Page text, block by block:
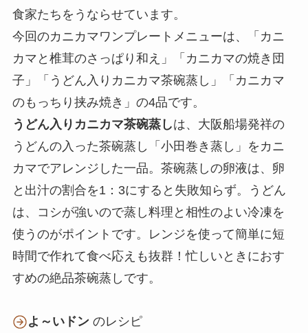
食家たちをうならせています。
今回のカニカマワンプレートメニューは、「カニ
カマと椎茸のさっぱり和え」「カニカマの焼き団
子」「うどん入りカニカマ茶碗蒸し」「カニカマ
のもっちり挟み焼き」の4品です。
うどん入りカニカマ茶碗蒸しは、大阪船場発祥の
うどんの入った茶碗蒸し「小田巻き蒸し」をカニ
カマでアレンジした一品。茶碗蒸しの卵液は、卵
と出汁の割合を1：3にすると失敗知らず。うどん
は、コシが強いので蒸し料理と相性のよい冷凍を
使うのがポイントです。レンジを使って簡単に短
時間で作れて食べ応えも抜群！忙しいときにおす
すめの絶品茶碗蒸しです。
よ～いドン のレシピ